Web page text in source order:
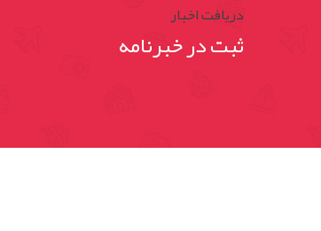
دریافت اخبار
ثبت در خبرنامه